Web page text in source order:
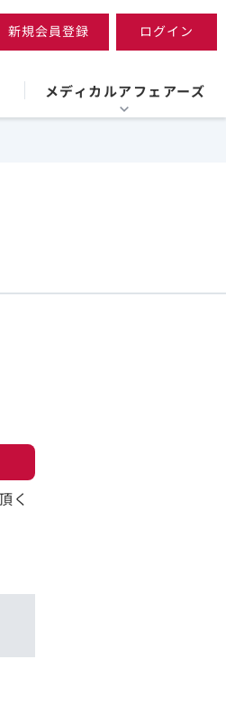
新規会員登録 ログイン
メディカルアフェアーズ
く